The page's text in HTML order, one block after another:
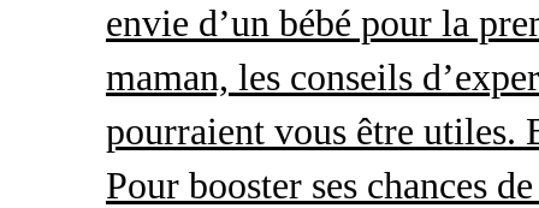
envie d’un bébé pour la
maman, les conseils
pourraient vous être utiles.
Pour booster ses chances